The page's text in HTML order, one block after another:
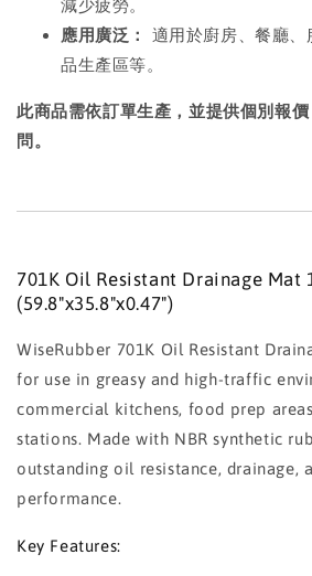
減少疲勞。
應用廣泛：
適用於廚房、餐廳
品生產區等。
此商品需依訂單生產，並提供個別報
問。
701K Oil Resistant Drainage Mat
(59.8"x35.8"x0.47")
WiseRubber 701K Oil Resistant
for use in greasy and high-traffic
commercial kitchens, food prep
stations. Made with NBR synthetic
outstanding oil resistance, drainage,
performance.
Key Features: